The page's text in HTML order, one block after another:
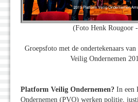
(Foto Henk Rougoor
Groepsfoto met de ondertekenaars
Veilig Ondernemen
Platform Veilig Ondernemen? In een
Ondernemen (PVO) werken politie,